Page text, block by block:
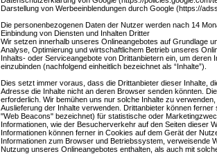
Darstellung von Werbeeinblendungen durch Google (https://
Die personenbezogenen Daten der Nutzer werden nach 14
Einbindung von Diensten und Inhalten Dritter
Wir setzen innerhalb unseres Onlineangebotes auf Grundlage
Analyse, Optimierung und wirtschaftlichem Betrieb unseres
Inhalts- oder Serviceangebote von Drittanbietern ein, um
einzubinden (nachfolgend einheitlich bezeichnet als “Inhalte”).
Dies setzt immer voraus, dass die Drittanbieter dieser Inhalte,
Adresse die Inhalte nicht an deren Browser senden könnten.
erforderlich. Wir bemühen uns nur solche Inhalte zu
Auslieferung der Inhalte verwenden. Drittanbieter können
"Web Beacons" bezeichnet) für statistische oder
Informationen, wie der Besucherverkehr auf den Seiten dieser
Informationen können ferner in Cookies auf dem Gerät der
Informationen zum Browser und Betriebssystem, verweisende
Nutzung unseres Onlineangebotes enthalten, als auch mit